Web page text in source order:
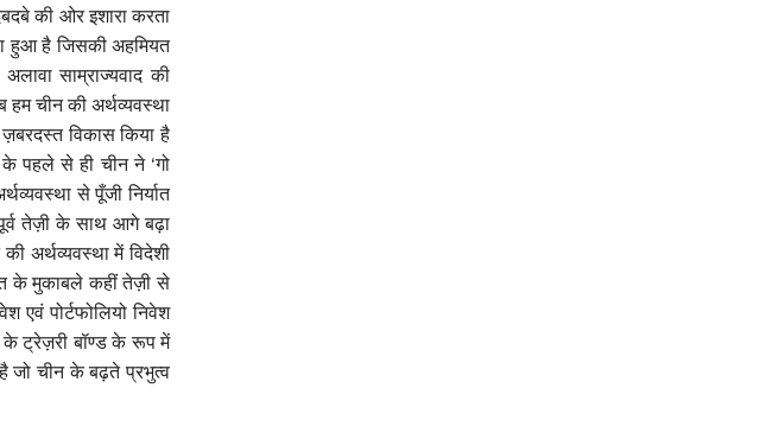
की ओर इशारा करता
हुआ है जिसकी अहमियत
साम्राज्यवाद की
हम चीन की अर्थव्यवस्था
विकास किया है
के पहले से ही चीन ने ‘गो
से पूँजी निर्यात
तेज़ी के साथ आगे बढ़ा
अर्थव्यवस्था में विदेशी
के मुकाबले कहीं तेज़ी से
एवं पोर्टफोलियो निवेश
के ट्रेज़री बॉण्ड के रूप में
जो चीन के बढ़ते प्रभुत्व